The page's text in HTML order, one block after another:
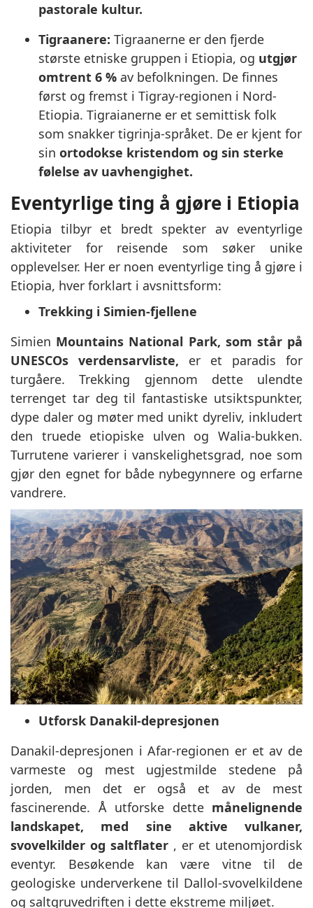
pastorale kultur.
Tigraanere: Tigraanerne er den fjerde
største etniske gruppen i Etiopia, og utgjør
omtrent 6 % av befolkningen. De finnes
først og fremst i Tigray-regionen i Nord-
Etiopia. Tigraianerne er et semittisk folk
som snakker tigrinja-språket. De er kjent for
sin ortodokse kristendom og sin sterke
følelse av uavhengighet.
Eventyrlige ting å gjøre i Etiopia
Etiopia tilbyr et bredt spekter av eventyrlige
aktiviteter for reisende som søker unike
opplevelser. Her er noen eventyrlige ting å gjøre i
Etiopia, hver forklart i avsnittsform:
Trekking i Simien-fjellene
Simien Mountains National Park, som står på
UNESCOs verdensarvliste, er et paradis for
turgåere. Trekking gjennom dette ulendte
terrenget tar deg til fantastiske utsiktspunkter,
dype daler og møter med unikt dyreliv, inkludert
den truede etiopiske ulven og Walia-bukken.
Turrutene varierer i vanskelighetsgrad, noe som
gjør den egnet for både nybegynnere og erfarne
vandrere.
Utforsk Danakil-depresjonen
Danakil-depresjonen i Afar-regionen er et av de
varmeste og mest ugjestmilde stedene på
jorden, men det er også et av de mest
fascinerende. Å utforske dette månelignende
landskapet, med sine aktive vulkaner,
svovelkilder og saltflater , er et utenomjordisk
eventyr. Besøkende kan være vitne til de
geologiske underverkene til Dallol-svovelkildene
og saltgruvedriften i dette ekstreme miljøet.